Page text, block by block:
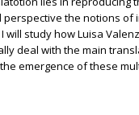
the notions of
study how Luisa
deal with the main
emergence of these